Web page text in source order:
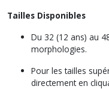
Tailles Disponibles
Du 32 (12 ans) au
morphologies.
Pour les tailles
directement en